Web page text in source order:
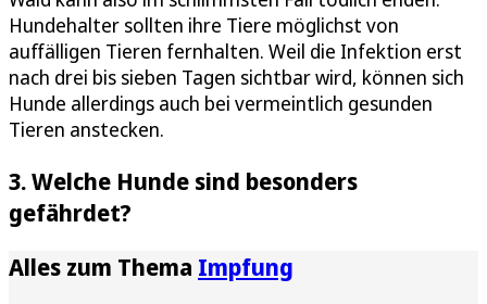
Hundehalter sollten ihre Tiere möglichst von
auffälligen Tieren fernhalten. Weil die Infektion erst
nach drei bis sieben Tagen sichtbar wird, können sich
Hunde allerdings auch bei vermeintlich gesunden
Tieren anstecken.
3. Welche Hunde sind besonders
gefährdet?
Alles zum Thema Impfung